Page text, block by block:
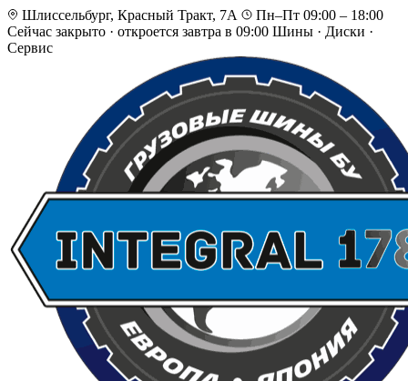
Шлиссельбург, Красный Тракт, 7А
Пн–Пт 09:00 – 18:00
Сейчас закрыто · откроется завтра в 09:00 Шины · Диски ·
Сервис